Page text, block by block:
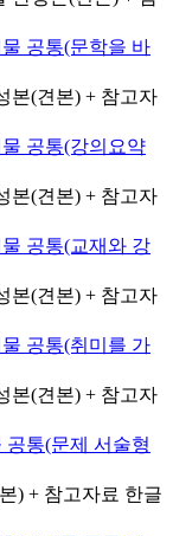
공통(문학을 바
본(견본) + 참고자
공통(강의요약
본(견본) + 참고자
공통(교재와 강
본(견본) + 참고자
공통(취미를 가
본(견본) + 참고자
공통(문제 서술형
) + 참고자료 한글